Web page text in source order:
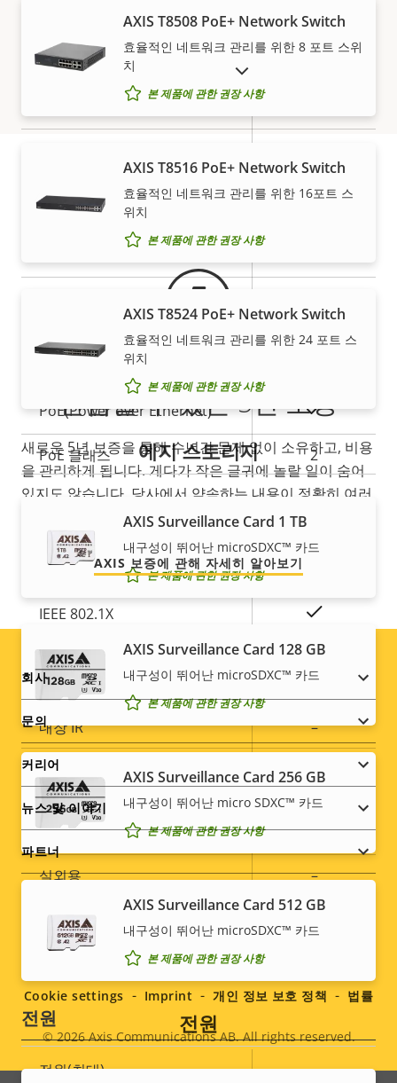
속
명
값
오디오 디텍션
직렬 커넥터 –
AXIS Camera Application
네트워크
속
성
설
명
속
성
값
PoE(Power over Ethernet) 예
PoE 클래스 2
속
설
속
성
값
HTTPS 암호화
IEEE 802.1X
일반
속
성
설
명
속
값
내장 IR –
로컬 스토리지(메모리 카드 슬
롯)
예
작동 온도 -20 to 50 °C
실외용 –
파손 등급
전원
속
전원(최대) -
AXIS T8508 PoE+ Network Switch
효율적인 네트워크 관리를 위한 8 포트 스위
치
본 제품에 관한 권장 사항
AXIS T8516 PoE+ Network Switch
효율적인 네트워크 관리를 위한 16포트 스
위치
본 제품에 관한 권장 사항
AXIS T8524 PoE+ Network Switch
효율적인 네트워크 관리를 위한 24 포트 스
위치
본 제품에 관한 권장 사항
에지 스토리지
AXIS Surveillance Card 1 TB
내구성이 뛰어난 microSDXC™ 카드
본 제품에 관한 권장 사항
AXIS Surveillance Card 128 GB
내구성이 뛰어난 microSDXC™ 카드
본 제품에 관한 권장 사항
AXIS Surveillance Card 256 GB
내구성이 뛰어난 micro SDXC™ 카드
본 제품에 관한 권장 사항
AXIS Surveillance Card 512 GB
내구성이 뛰어난 microSDXC™ 카드
본 제품에 관한 권장 사항
전원
보증
안심할 수 있는 5년 보증
새로운 5년 보증을 통해 수년간 문제 없이 소유하고, 비용
을 관리하게 됩니다. 게다가 작은 글귀에 놀랄 일이 숨어
있지도 않습니다. 당사에서 약속하는 내용이 정확히 여러
분이 얻는 것입니다.
AXIS 보증에 관해 자세히 알아보기
Footer
menu
회사
문의
커리어
뉴스 및 이야기
파트너
Social
menu
Legal
© 2026Axis Communications AB. All rights reserved.
Cookie settings Imprint 개인 정보 보호 정책 법률